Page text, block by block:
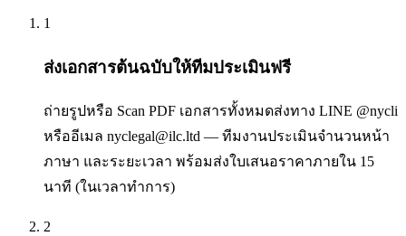
1
ส่งเอกสารต้นฉบับให้ทีมประเมินฟรี
ถ่ายรูปหรือ Scan PDF เอกสารทั้งหมดส่งทาง LINE @nycli
หรืออีเมล nyclegal@ilc.ltd — ทีมงานประเมินจำนวนหน้า
ภาษา และระยะเวลา พร้อมส่งใบเสนอราคาภายใน 15
นาที (ในเวลาทำการ)
2